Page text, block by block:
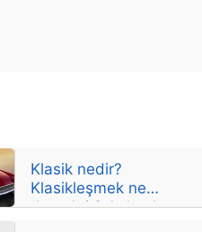
Klasik nedir?
Klasikleşmek ne
demektir? Anlamları